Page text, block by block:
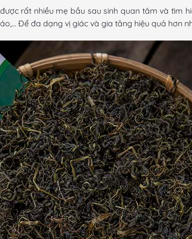
rất nhiều mẹ bầu sau sinh quan tâm và tìm
Để đa dạng vị giác và gia tăng hiệu quả hơn